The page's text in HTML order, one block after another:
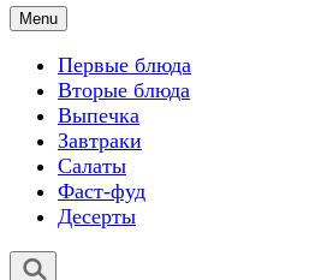
Menu
Первые блюда
Вторые блюда
Выпечка
Завтраки
Салаты
Фаст-фуд
Десерты